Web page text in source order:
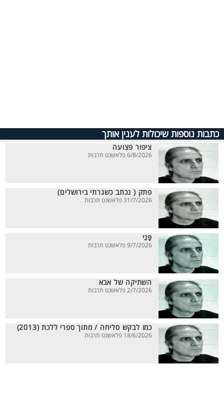
כתבות נוספות שיכולות לענין אותך
ציפור פצועה
6/8/2026 פלאשנט תרבות
פתק ( נכתב כשגרתי בירושלים)
31/7/2026 פלאשנט תרבות
פָּנַי
9/7/2026 פלאשנט תרבות
השתיקה של אבא
2/7/2026 פלאשנט תרבות
כמו לבקש סליחה / מתוך ספרי ללכת (2013)
18/6/2026 פלאשנט תרבות